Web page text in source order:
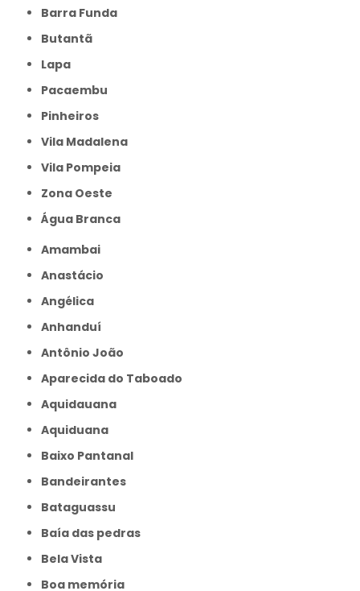
Barra Funda
Butantã
Lapa
Pacaembu
Pinheiros
Vila Madalena
Vila Pompeia
Zona Oeste
Água Branca
Amambai
Anastácio
Angélica
Anhanduí
Antônio João
Aparecida do Taboado
Aquidauana
Aquiduana
Baixo Pantanal
Bandeirantes
Bataguassu
Baía das pedras
Bela Vista
Boa memória